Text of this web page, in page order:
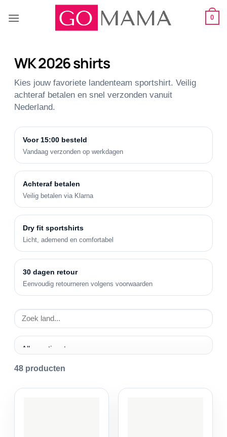
0
WK 2026 shirts
Kies jouw favoriete landenteam sportshirt. Veilig
achteraf betalen en snel verzonden vanuit
Nederland.
Voor 15:00 besteld
Vandaag verzonden op werkdagen
Achteraf betalen
Veilig betalen via Klarna
Dry fit sportshirts
Licht, ademend en comfortabel
30 dagen retour
Eenvoudig retourneren volgens voorwaarden
48 producten